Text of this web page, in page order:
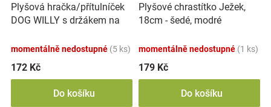
Plyšová hračka/přítulníček
DOG WILLY s držákem na
momentálně nedostupné (5 ks)
172 Kč
Do košíku
Plyšové chrastítko Ježek,
18cm - šedé, modré
momentálně nedostupné (1 ks)
179 Kč
Do košíku